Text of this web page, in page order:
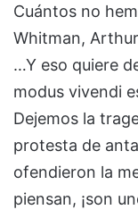
Cuántos no
Whitman,
…Y eso quiere
modus vivendi
Dejemos la
protesta de
ofendieron la
piensan, ¡son